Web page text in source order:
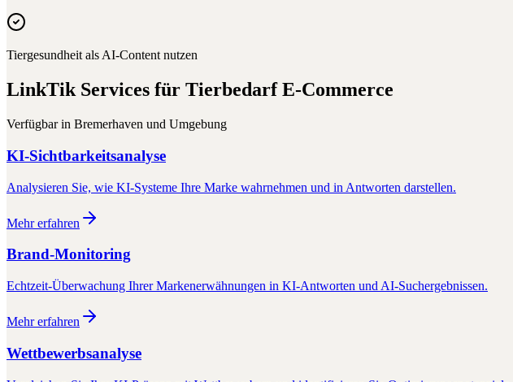
Tiergesundheit als AI-Content nutzen
LinkTik Services für Tierbedarf E-Commerce
Verfügbar in Bremerhaven und Umgebung
KI-Sichtbarkeitsanalyse
Analysieren Sie, wie KI-Systeme Ihre Marke wahrnehmen und in Antworten darstellen.
Mehr erfahren
Brand-Monitoring
Echtzeit-Überwachung Ihrer Markenerwähnungen in KI-Antworten und AI-Suchergebnissen.
Mehr erfahren
Wettbewerbsanalyse